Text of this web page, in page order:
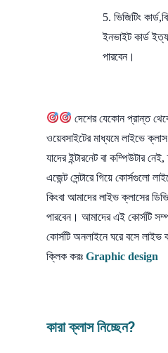
5. ভিজিটিং
ইনভাইট কার্ড
পারবেন।
দেশের যেকোন প্রান্ত
ওয়েবসাইটের মাধ্যমে লাইভে
যাদের ইন্টারনেট বা কম্পিউটার
এজেন্ট সেন্টারে গিয়ে কোর্সগুলো
কিংবা আমাদের লাইভ ক্লাসের
পারবেন। আমাদের এই কোর্সটি
কোর্সটি অনলাইনে ঘরে বসে লাইভ
ক্লিক করঃ Graphic design
কারা ক্লাস নিচ্ছেন?